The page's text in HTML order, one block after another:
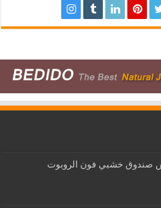
صندوق خشبي فون الروبوت